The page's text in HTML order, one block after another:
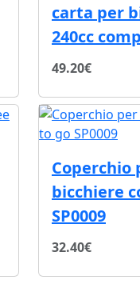
carta per
240cc
49.20€
Coperchio
bicchiere
SP0009
32.40€